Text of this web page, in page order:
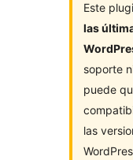
Este
las
soporte
puede
las